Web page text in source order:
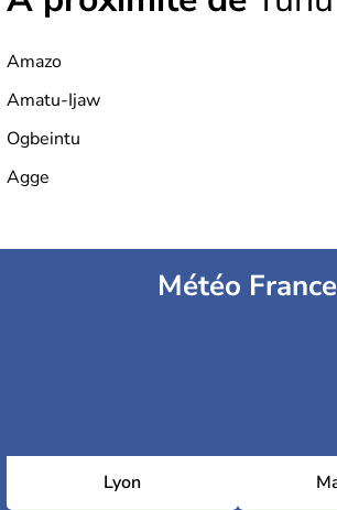
Amazo
Amatu-Ijaw
Ogbeintu
Agge
Météo France
Lyon